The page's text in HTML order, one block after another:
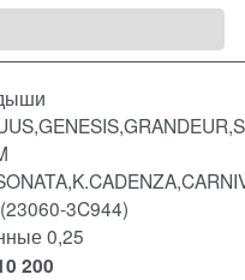
3C944)
0,25
200